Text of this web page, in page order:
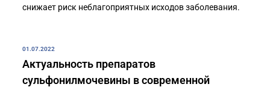
снижает риск неблагоприятных исходов заболевания.
01.07.2022
Актуальность препаратов
сульфонилмочевины в современной